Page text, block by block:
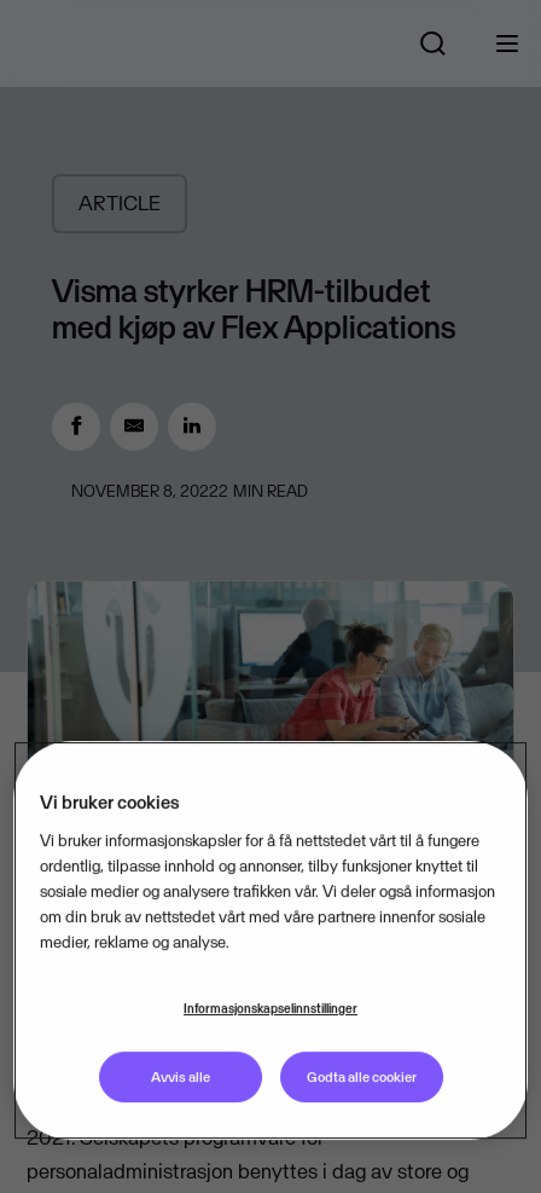
ARTICLE
Visma styrker HRM-tilbudet
med kjøp av Flex Applications
NOVEMBER 8, 20222 MIN READ
“Vi har fulgt Flex Applications lenge, og er imponert
over hva de har fått til innen HR-programvare. Vi er
svært glade for å kunne ønske dem velkommen i
Flex Applications ble etablert i Örebro i 1990, har 140
ansatte og omsatte for 163 millioner svenske kroner i
2021. Selskapets programvare for
personaladministrasjon benyttes i dag av store og
Vi bruker cookies
Vi bruker informasjonskapsler for å få nettstedet vårt til å fungere
ordentlig, tilpasse innhold og annonser, tilby funksjoner knyttet til
sosiale medier og analysere trafikken vår. Vi deler også informasjon
om din bruk av nettstedet vårt med våre partnere innenfor sosiale
medier, reklame og analyse.
Informasjonskapselinnstillinger
Avvis alle Godta alle cookier